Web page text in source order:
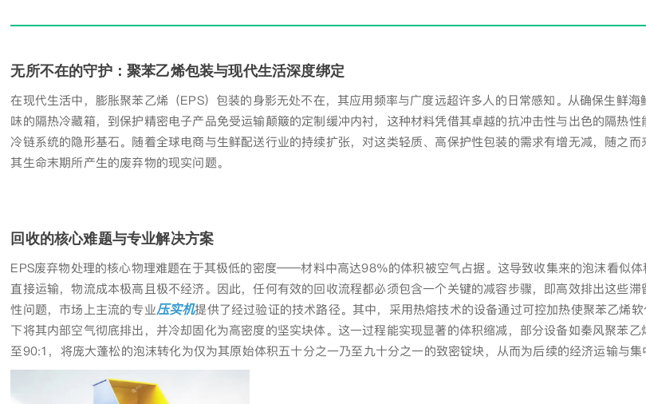
无所不在的守护：聚苯乙烯包装与现代生活深度绑定
在现代生活中，膨胀聚苯乙烯（EPS）包装的身影无处不在，其应用频率与广度远超许多人的日常感知。从确保生鲜
味的隔热冷藏箱，到保护精密电子产品免受运输颠簸的定制缓冲内衬，这种材料凭借其卓越的抗冲击性与出色的隔热
冷链系统的隐形基石。随着全球电商与生鲜配送行业的持续扩张，对这类轻质、高保护性包装的需求有增无减，随之
其生命末期所产生的废弃物的现实问题。
回收的核心难题与专业解决方案
EPS废弃物处理的核心物理难题在于其极低的密度——材料中高达98%的体积被空气占据。这导致收集来的泡沫看似体
直接运输，物流成本极高且极不经济。因此，任何有效的回收流程都必须包含一个关键的减容步骤，即高效排出这些
性问题，市场上主流的专业压实机提供了经过验证的技术路径。其中，采用热熔技术的设备通过可控加热使聚苯乙烯
下将其内部空气彻底排出，并冷却固化为高密度的坚实块体。这一过程能实现显著的体积缩减，部分设备如秦风聚苯
至90:1，将庞大蓬松的泡沫转化为仅为其原始体积五十分之一乃至九十分之一的致密锭块，从而为后续的经济运输与集